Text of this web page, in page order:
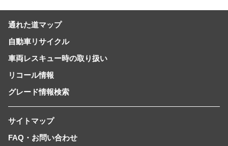
通れた道マップ
自動車リサイクル
車両レスキュー時の取り扱い
リコール情報
グレード情報検索
サイトマップ
FAQ・お問い合わせ